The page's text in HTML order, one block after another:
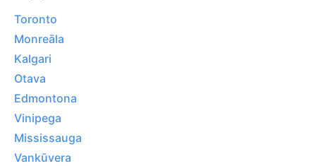
Toronto
Monreāla
Kalgari
Otava
Edmontona
Vinipega
Mississauga
Vankūvera